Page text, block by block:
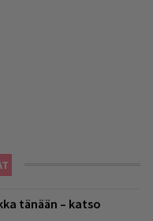
tänään – katso